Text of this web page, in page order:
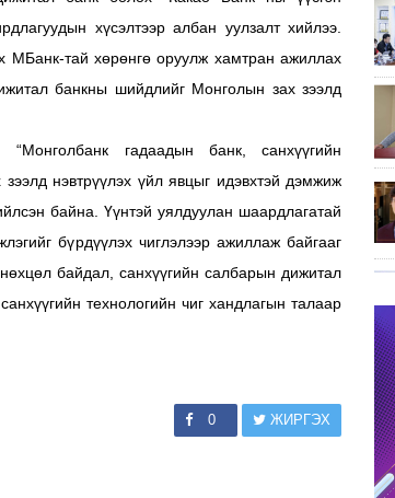
хүсэлтээр албан уулзалт хийлээ.
МБанк-тай хөрөнгө оруулж хамтран ажиллах
банкны шийдлийг Монголын зах зээлд
гадаадын банк, санхүүгийн
нэвтрүүлэх үйл явцыг идэвхтэй дэмжиж
байна. Үүнтэй уялдуулан шаардлагатай
бүрдүүлэх чиглэлээр ажиллаж байгааг
байдал, санхүүгийн салбарын дижитал
технологийн чиг хандлагын талаар
0 ЖИРГЭХ